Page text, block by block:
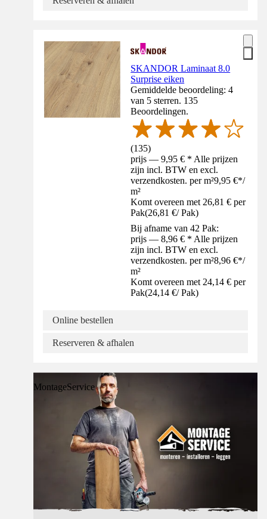
SKANDOR Laminaat 8.0
Surprise eiken
Gemiddelde beoordeling: 4
van 5 sterren. 135
Beoordelingen.
(135)
prijs — 9,95 € * Alle prijzen
zijn incl. BTW en excl.
verzendkosten. per m²9,95 €*/
m²
Komt overeen met 26,81 € per
Pak(26,81 €/ Pak)
Bij afname van 42 Pak:
prijs — 8,96 € * Alle prijzen
zijn incl. BTW en excl.
verzendkosten. per m²8,96 €*/
m²
Komt overeen met 24,14 € per
Pak(24,14 €/ Pak)
Online bestellen
Reserveren & afhalen
MontageService